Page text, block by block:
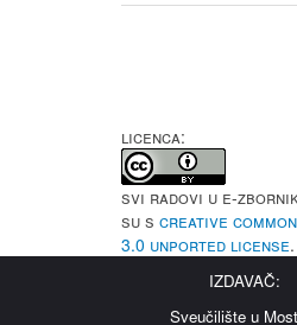
LICENCA:
Svi radovi u e-
su s Creative
3.0 Unported License.
IZDAVAČ:
Sveučilište u